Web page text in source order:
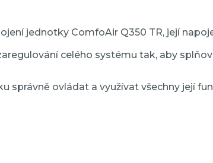
jednotky ComfoAir Q350 TR, její
celého systému tak, aby
správně ovládat a využívat všechny její